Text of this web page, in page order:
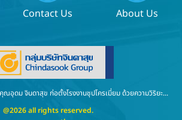
Contact Us About Us
ดม จินดาสุข ก่อตั้งโรงงานชุปโครเมี่ยม ด้วยความวิริยะ...
@2026 all rights reserved.